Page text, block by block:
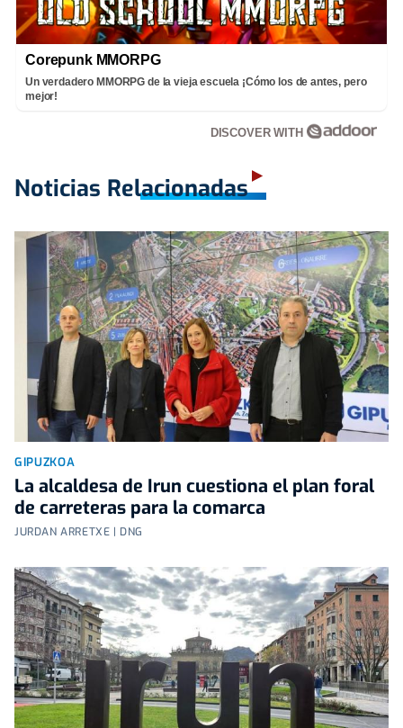
Corepunk MMORPG
Un verdadero MMORPG de la vieja escuela ¡Cómo los de antes, pero
mejor!
DISCOVER WITH
Noticias Relacionadas
GIPUZKOA
La alcaldesa de Irun cuestiona el plan foral
de carreteras para la comarca
JURDAN ARRETXE | DNG